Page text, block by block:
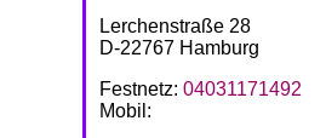
Lerchenstraße 28
D-22767 Hamburg
Festnetz: 04031171492
Mobil: